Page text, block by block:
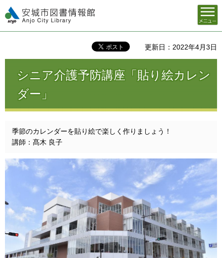
安城市図書情報館
メニュ
ー
更新日：2022年4月3日
シニア介護予防講座「貼り絵カレン
ダー」
季節のカレンダーを貼り絵で楽しく作りましょう！
講師：髙木 良子